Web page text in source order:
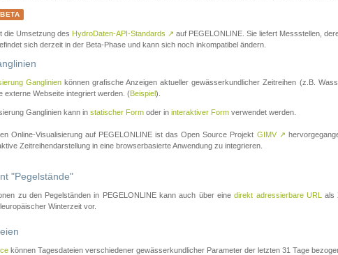
BETA
die Umsetzung des HydroDaten-API-Standards ↗ auf PEGELONLINE. Sie liefert Messstellen,
sich derzeit in der Beta-Phase und kann sich noch inkompatibel ändern.
Ganglinien können grafische Anzeigen aktueller gewässerkundlicher Zeitreihen (z.B.
externe Webseite integriert werden. (Beispiel).
Ganglinien kann in statischer Form oder in interaktiver Form verwendet werden.
Online-Visualisierung auf PEGELONLINE ist das Open Source Projekt GIMV ↗
Zeitreihendarstellung in eine browserbasierte Anwendung zu integrieren.
"Pegelstände"
zu den Pegelständen in PEGELONLINE kann auch über einedirekt adressierbare URL
als
Winterzeit vor.
können Tagesdateien verschiedener gewässerkundlicher Parameter der letzten 31 Tage